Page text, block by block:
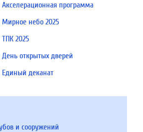
Акселерационная программа
Мирное небо 2025
ТПК 2025
День открытых дверей
Единый деканат
и сооружений